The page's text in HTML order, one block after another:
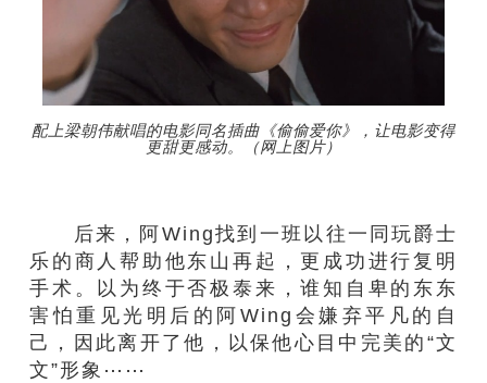
配上梁朝伟献唱的电影同名插曲《偷偷爱你》，让电影变得
更甜更感动。（网上图片）
后来，阿Wing找到一班以往一同玩爵士
乐的商人帮助他东山再起，更成功进行复明
手术。以为终于否极泰来，谁知自卑的东东
害怕重见光明后的阿Wing会嫌弃平凡的自
己，因此离开了他，以保他心目中完美的“文
文”形象⋯⋯